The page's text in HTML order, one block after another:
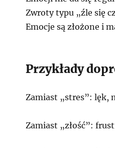
Zwroty typu „źle się
Emocje są złożone i
Przykłady
Zamiast „stres”: lęk,
Zamiast „złość”: